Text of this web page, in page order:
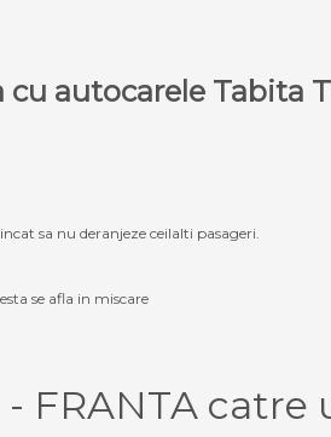
autocarele Tabita
sa nu deranjeze ceilalti pasageri.
se afla in miscare
FRANTA